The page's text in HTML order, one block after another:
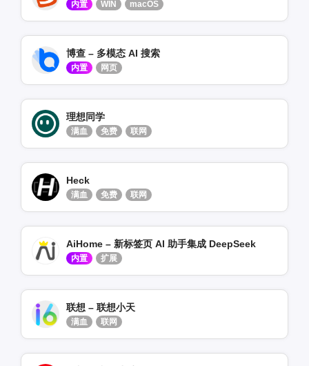
内置 WIN macOS
博查 – 多模态 AI 搜索
内置 网页
理想同学
满血 免费 联网
Heck
满血 免费 联网
AiHome – 新标签页 AI 助手集成 DeepSeek
内置 扩展
联想 – 联想小天
满血 联网